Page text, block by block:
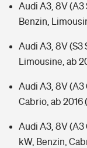
Audi A3, 8V (A3
Benzin,
Audi A3, 8V (S3
Limousine, ab
Audi A3, 8V (A3
Cabrio, ab 2016
Audi A3, 8V (A3
kW, Benzin,